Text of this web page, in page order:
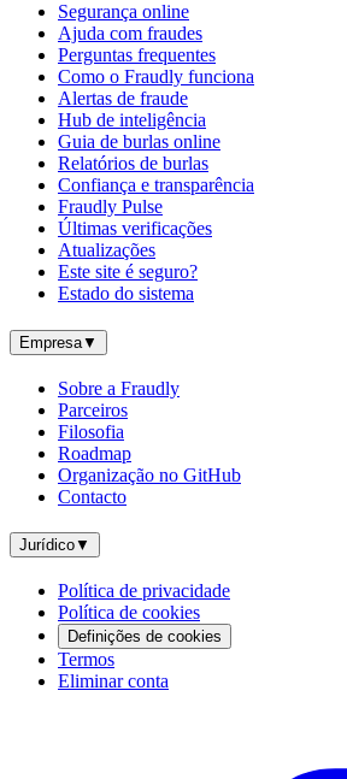
Segurança online
Ajuda com fraudes
Perguntas frequentes
Como o Fraudly funciona
Alertas de fraude
Hub de inteligência
Guia de burlas online
Relatórios de burlas
Confiança e transparência
Fraudly Pulse
Últimas verificações
Atualizações
Este site é seguro?
Estado do sistema
Empresa▼
Sobre a Fraudly
Parceiros
Filosofia
Roadmap
Organização no GitHub
Contacto
Jurídico▼
Política de privacidade
Política de cookies
Definições de cookies
Termos
Eliminar conta